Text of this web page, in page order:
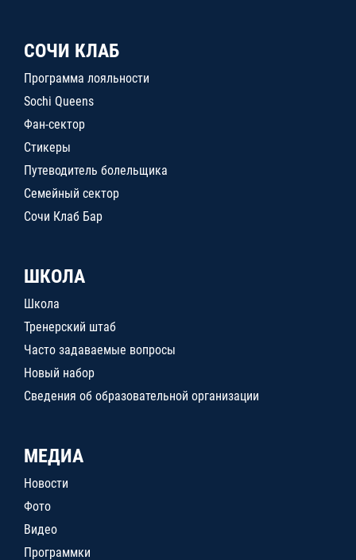
СОЧИ КЛАБ
Программа лояльности
Sochi Queens
Фан-сектор
Стикеры
Путеводитель болельщика
Семейный сектор
Сочи Клаб Бар
ШКОЛА
Школа
Тренерский штаб
Часто задаваемые вопросы
Новый набор
Сведения об образовательной организации
МЕДИА
Новости
Фото
Видео
Программки